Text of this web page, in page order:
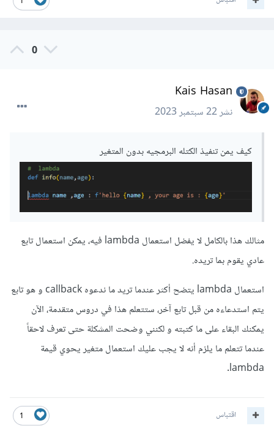
تضع ذلك في الحسبان و ألا تستعملها بهذه الطريقة بعد أن تتقن
0
Kais Hasan
نشر22 سبتمبر 2023
كيف يمن تنفيذ الكتله البرمجيه بدون المتغير
مثالك هذا بالكامل لا يفضل استعمال lambda فيه، يمكن استعمال تابع
عادي يقوم بما تريده.
استعمال lambda يتضح أكثر عندما تريد ما ندعوه callback و هو تابع
يتم استدعاءه من قبل تابع آخر، ستتعلم هذا في دروس متقدمة، الآن
يمكنك البقاء على ما كتبته و لكنني وضحت المشكلة حتى تعرف لاحقاً
عندما تتعلم ما يلزم أنه لا يجب عليك استعمال متغير يحوي قيمة
lambda.
1 اقتباس